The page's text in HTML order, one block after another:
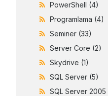
PowerShell (4)
Programlama (4)
Seminer (33)
Server Core (2)
Skydrive (1)
SQL Server (5)
SQL Server 2005